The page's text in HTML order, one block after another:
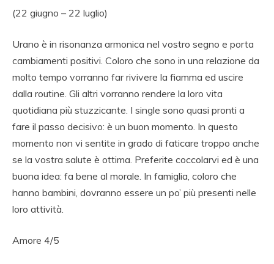
(22 giugno – 22 luglio)
Urano è in risonanza armonica nel vostro segno e porta
cambiamenti positivi. Coloro che sono in una relazione da
molto tempo vorranno far rivivere la fiamma ed uscire
dalla routine. Gli altri vorranno rendere la loro vita
quotidiana più stuzzicante. I single sono quasi pronti a
fare il passo decisivo: è un buon momento. In questo
momento non vi sentite in grado di faticare troppo anche
se la vostra salute è ottima. Preferite coccolarvi ed è una
buona idea: fa bene al morale. In famiglia, coloro che
hanno bambini, dovranno essere un po’ più presenti nelle
loro attività.
Amore 4/5